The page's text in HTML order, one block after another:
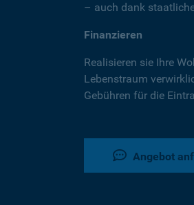
– auch dank
Finanzieren
Realisieren sie Ihre
Lebenstraum
Gebühren für die
Angebot